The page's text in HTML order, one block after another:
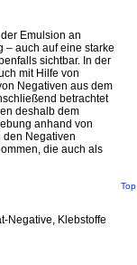
Emulsion an
– auch auf eine starke
sichtbar. In der
mit Hilfe von
Negativen aus dem
betrachtet
deshalb dem
anhand von
den Negativen
die auch als
Top
Negative, Klebstoffe